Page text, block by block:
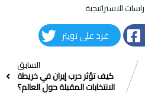
الاستراتيجية
غرد على تويتر
السابق
كيف تؤثر حرب إيران في خريطة
الانتخابات المقبلة حول العالم؟